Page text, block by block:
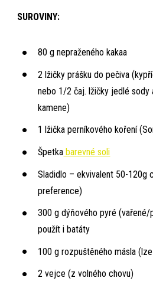
SUROVINY:
80 g nepraženého kakaa
2 lžičky prášku do pečiva
nebo 1/2 čaj. lžičky jedlé sody
kamene)
1 lžička perníkového koření
Špetka barevné soli
Sladidlo – ekvivalent 50-120g
preference)
300 g dýňového pyré (vařené/
použít i batáty
100 g rozpuštěného másla
2 vejce (z volného chovu)